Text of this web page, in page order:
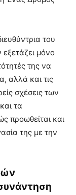
του
μόνο
της να
αλλά και τις
σχέσεις των
τα
προωθείται και
της με την